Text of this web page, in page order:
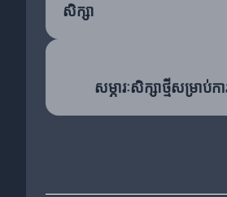
សិក្សា
សម្ភារៈសិក្សាថ្មីសម្រាប់